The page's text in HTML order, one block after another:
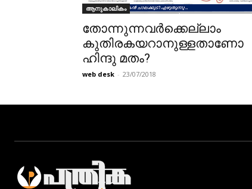
ആനുകാലികം
തോന്നുന്നവർക്കെല്ലാം
കുതിരകയറാനുള്ളതാണോ
ഹിന്ദു മതം?
web desk - 23/07/2018